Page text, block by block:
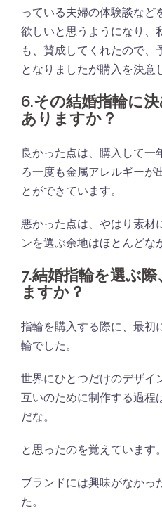
っている夫婦の体験談など
欲しいと思うようになり、
も、賛成してくれたので、
となりましたが購入を決意
6.その結婚指輪に
ありますか？
良かった点は、購入して一
ろ一度も金属アレルギーが
とができています。
悪かった点は、やはり素材
ンを選ぶ余地はほとんどな
7.結婚指輪を選ぶ
ますか？
指輪を購入する際に、最初
輪でした。
世界にひとつだけのデザイ
互いのために制作する過程
だな。
と思ったのを覚えています。
ブランドには興味がなかっ
た。